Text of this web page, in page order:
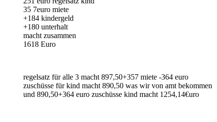
35 7euro miete
+184 kindergeld
+180 unterhalt
macht zusammen
1618 Euro
regelsatz für alle 3 macht 897,50+357 miete -364 euro
zuschüsse für kind macht 890,50 was wir von amt bekommen
und 890,50+364 euro zuschüsse kind macht 1254,14€uro